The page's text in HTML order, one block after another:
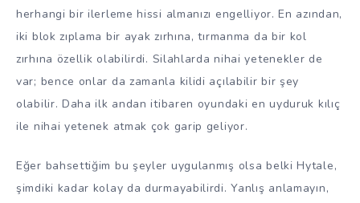
herhangi bir ilerleme hissi almanızı engelliyor. En azından,
iki blok zıplama bir ayak zırhına, tırmanma da bir kol
zırhına özellik olabilirdi. Silahlarda nihai yetenekler de
var; bence onlar da zamanla kilidi açılabilir bir şey
olabilir. Daha ilk andan itibaren oyundaki en uyduruk kılıç
ile nihai yetenek atmak çok garip geliyor.
Eğer bahsettiğim bu şeyler uygulanmış olsa belki Hytale,
şimdiki kadar kolay da durmayabilirdi. Yanlış anlamayın,